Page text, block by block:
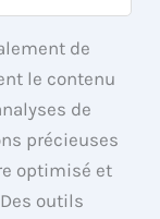
de
le contenu
de
précieuses
optimisé et
outils